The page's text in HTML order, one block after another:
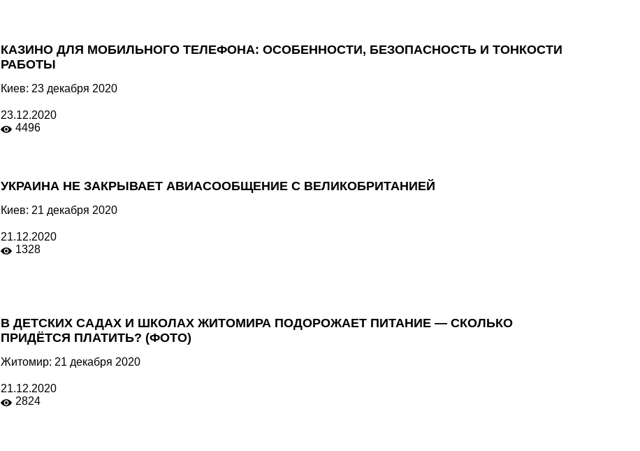
КАЗИНО ДЛЯ МОБИЛЬНОГО ТЕЛЕФОНА: ОСОБЕННОСТИ, БЕЗОПАСНОСТЬ И ТОНКОСТИ
РАБОТЫ
Киев: 23 декабря 2020
23.12.2020
4496
УКРАИНА НЕ ЗАКРЫВАЕТ АВИАСООБЩЕНИЕ С ВЕЛИКОБРИТАНИЕЙ
Киев: 21 декабря 2020
21.12.2020
1328
В ДЕТСКИХ САДАХ И ШКОЛАХ ЖИТОМИРА ПОДОРОЖАЕТ ПИТАНИЕ — СКОЛЬКО
ПРИДЁТСЯ ПЛАТИТЬ? (ФОТО)
Житомир: 21 декабря 2020
21.12.2020
2824